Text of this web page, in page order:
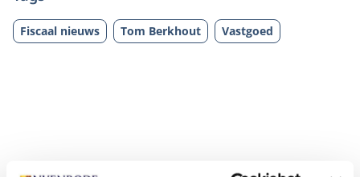
Fiscaal nieuws Tom Berkhout Vastgoed